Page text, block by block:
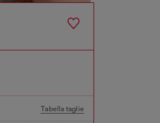
Tabella taglie